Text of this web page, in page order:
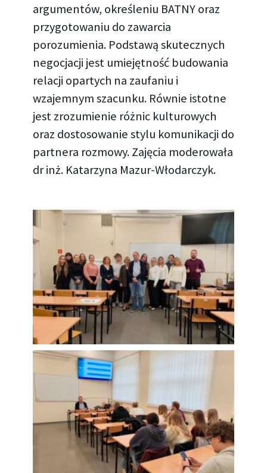
argumentów, określeniu BATNY oraz
przygotowaniu do zawarcia
porozumienia. Podstawą skutecznych
negocjacji jest umiejętność budowania
relacji opartych na zaufaniu i
wzajemnym szacunku. Równie istotne
jest zrozumienie różnic kulturowych
oraz dostosowanie stylu komunikacji do
partnera rozmowy. Zajęcia moderowała
dr inż. Katarzyna Mazur-Włodarczyk.